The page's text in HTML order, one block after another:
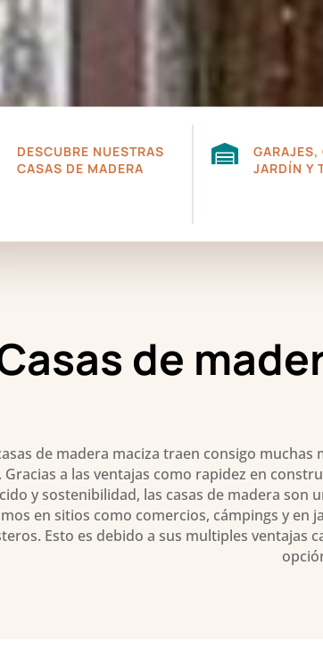
DESCUBRE NUESTRAS
CASAS DE MADERA

GARAJES,
JARDÍN Y
de
de madera maciza traen consigo
Gracias a las ventajas como rapidez en
y sostenibilidad, las casas de madera son
en sitios como comercios, cámpings y en
Esto es debido a sus multiples ventajas